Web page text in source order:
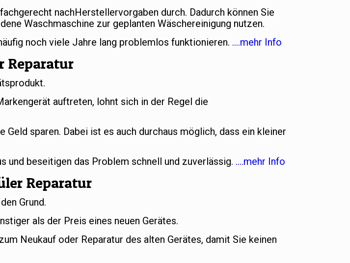
nachHerstellervorgaben durch. Dadurch können Sie
Waschmaschine zur geplanten Wäschereinigung nutzen.
noch viele Jahre lang problemlos funktionieren. ….mehr Info
Reparatur
auftreten, lohnt sich in der Regel die
sparen. Dabei ist es auch durchaus möglich, dass ein kleiner
und beseitigen das Problem schnell und zuverlässig. ….mehr Info
Reparatur
Grund.
als der Preis eines neuen Gerätes.
Neukauf oder Reparatur des alten Gerätes, damit Sie keinen